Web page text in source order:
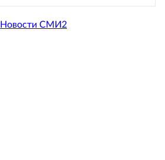
Новости СМИ2